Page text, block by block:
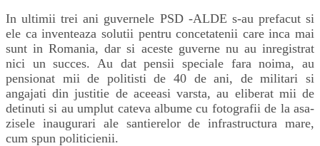
In ultimii trei ani guvernele PSD -ALDE s-au prefacut si
ele ca inventeaza solutii pentru concetatenii care inca mai
sunt in Romania, dar si aceste guverne nu au inregistrat
nici un succes. Au dat pensii speciale fara noima, au
pensionat mii de politisti de 40 de ani, de militari si
angajati din justitie de aceeasi varsta, au eliberat mii de
detinuti si au umplut cateva albume cu fotografii de la asa-
zisele inaugurari ale santierelor de infrastructura mare,
cum spun politicienii.